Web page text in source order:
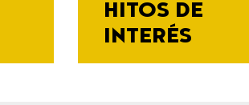
HITOS DE
INTERÉS